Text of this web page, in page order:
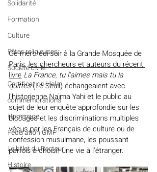
Solidarité
Formation
Culture
Fêtes religieuses
Société civile
Certification Halal
commémorations
Hommage
Fédération GMP
Le billet du Recteur
Histoire
Ce mercredi soir à la Grande Mosquée de
Paris, les chercheurs et auteurs du récent
livre La France, tu l'aimes mais tu la
quittes (Le Seuil) échangeaient avec
l'historienne Naïma Yahi et le public au
sujet de leur enquête approfondie sur les
blocages et les discriminations multiples
vécus par les Français de culture ou de
confession musulmane, les poussant
parfois à choisir une vie à l'étranger.